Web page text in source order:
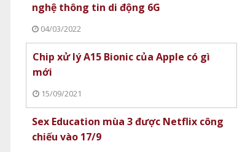
nghệ thông tin di động 6G
04/03/2022
Chip xử lý A15 Bionic của Apple có gì
mới
15/09/2021
Sex Education mùa 3 được Netflix công
chiếu vào 17/9